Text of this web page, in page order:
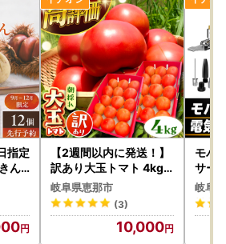
況の確認ができます。
ダウンロードは行っておりません。
、新規アカウント登録よりお進みく
が可能です。
度申請用紙ダウンロード】
よりワンストップ特例制度申請用紙を
だくことができます。
＝＝＝＝＝＝＝＝＝＝＝＝＝＝＝＝＝
＝＝＝
指定
ん
×2
や
【2週間以内に発送！】
訳あり大玉トマト 4kg /
恵那市 / クリエイティブ
ファーマーズ [AUAH01
6]
岐阜県恵那市
(3)
10,000
モバ
サー
那市
岐阜